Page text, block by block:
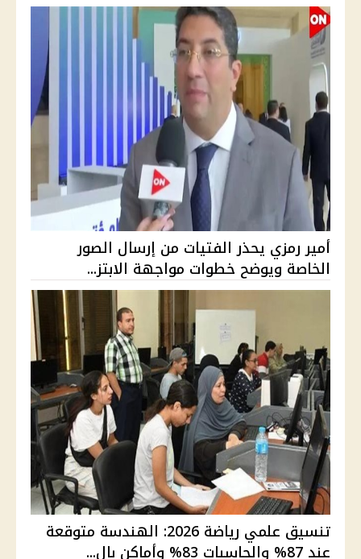
أمير رمزي يحذر الفتيات من إرسال الصور
الخاصة ويوضح خطوات مواجهة الابتز...
تنسيق علمي رياضة 2026: الهندسة متوقعة
عند 87% والحاسبات 83% وأماكن بال...